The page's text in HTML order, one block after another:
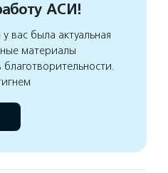
АСИ!
вас была актуальная
материалы